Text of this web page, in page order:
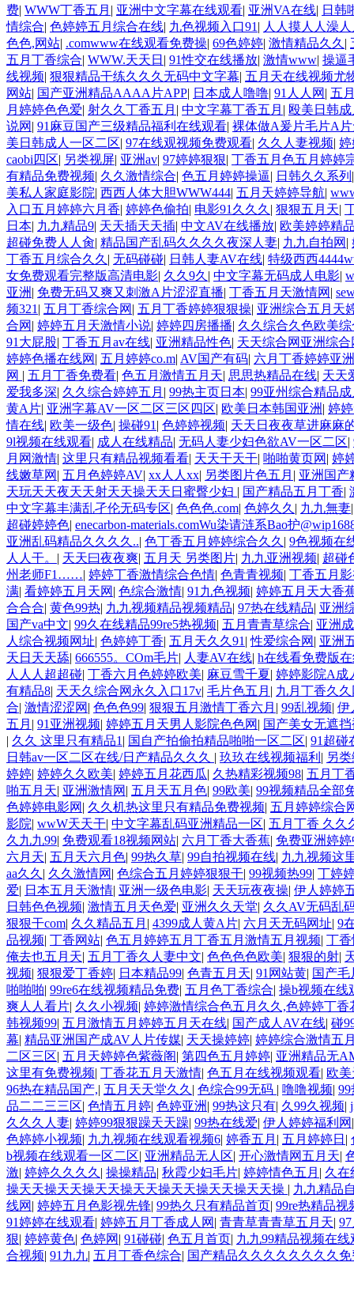
费| WWW丁香五月 | 亚洲中文字幕在线观看| 亚洲VA在线| 日韩
情综合| 色婷婷五月综合在线| 九色视频入口91 | 人人摸人人澡
色色,网站| .comwww在线观看免费操| 69色婷婷| 激情精品久久 |
五月丁香综合| WWW.天天日 | 91性交在线播放| 激情www| 操逼
线视频| 狠狠精品干练久久久无码中文字幕| 五月天在线视频尤
网站| 国产亚洲精品AAAA片APP| 日本成人噜噜| 91人人网 | 五
月婷婷色色爱| 射久久丁香五月 | 中文字幕丁香五月 | 殴美日韩
说网 | 91麻豆国产三级精品福利在线观看| 裸体做A爰片毛片A
美日韩成人一区二区| 97在线观视频免费观看| 久久人妻视频| 婷
caobi四区| 另类视屏| 亚洲av| 97婷婷狠狠| 丁香五月色五月婷婷
有精品免费视频| 久久激情综合| 色五月婷婷操逼| 日韩久久系列
美私人家庭影院| 西西人体大胆WWW444| 五月天婷婷导航|
入口五月婷婷六月香| 婷婷色偷拍| 电影91久久久 | 狠狠五月天|
日本| 九九精品9| 天天插天天插| 中文AV在线播放| 欧美婷婷精
超碰免费人人肏| 精品国产乱码久久久久夜深人妻| 九九自拍网 |
丁香五月综合久久 | 无码碰碰| 日韩人妻AV在线| 特级西西
女免费观看完整版高清电影| 久久9久 | 中文字幕无码成人电影|
亚洲 | 免费无码又爽又刺激A片涩涩直播| 丁香五月天激情网 |
频321 | 五月丁香综合网 | 五月丁香婷婷狠狠操| 亚洲综合五月天
合网 | 婷婷五月天激情小说| 婷婷四房播播| 久久综合久色欧美
91大屁股| 丁香五月av在线| 亚洲精品性色| 天天综合网亚洲综合
婷婷色播在线网 | 五月婷婷co.m| AV国产有码| 六月丁香婷婷亚
网 | 五月丁香免费看| 色五月激情五月天| 思思热精品在线| 天天
爱我多深| 久久综合婷婷五月 | 99热主页日本| 99亚州综合精品
黄A片| 亚洲字幕AV一区二区三区四区| 欧美日本韩国亚洲 | 婷
情在线| 欧美一级色| 操碰91 | 色婷婷视频| 天天日夜夜草进麻麻
9l视频在线观看| 成人在线精品| 无码人妻少妇色欲AV一区二区|
月网激情| 这里只有精品视频看看| 天天干天干| 啪啪黄页网 | 婷
线嫩草网 | 五月色婷婷AV| xx人人xx| 另类图片色五月 | 亚洲国产
天玩天天夜天天射天天操天天日蜜臀少妇 | 国产精品五月丁香|
中文字幕丰满乱孑伦无码专区| 色色色.com| 色婷久久 | 九九無妻
超碰婷婷色| enecarbon-materials.comWu染请涟系Bao护
亚洲乱码精品久久久久..| 色丁香五月婷婷综合久久 | 9色视频在
人人干。 | 天天曰夜夜爽| 五月天 另类图片| 九九亚洲视频| 超碰
州老师F1……| 婷婷丁香激情综合色情| 色青青视频| 丁香五月
满| 看婷婷五月天网 | 色综合激情| 91九色视频| 婷婷五月天大香
合合合| 黄色99热| 九九视频精品视频精品| 97热在线精品| 亚洲
国产va中文| 99久在线精品99re5热视频| 五月青青草综合| 亚洲
人综合视频网址| 色婷婷丁香| 五月天久久91 |性爱综合网 | 亚洲
天日天天舔| 666555。COm毛片| 人妻AV在线| h在线看免费版
人人人超超碰| 丁香六月色婷婷欧美| 麻豆雪千夏| 婷婷影院A成
有精品8| 天天久综合网永久入口17v| 毛片色五月 | 九月丁香久久
合| 激情涩涩网 | 色色色99| 狠狠五月激情丁香六月 | 99乱视频| 伊
五月 | 91亚洲视频| 婷婷五月天男人影院色色网 | 国产美女无遮
| 久久 这里只有精品1 | 国自产拍偷拍精品啪啪一区二区| 91超碰
日韩av一区二区在线/日产精品久久久 | 玖玖在线视频福利 | 另
婷婷| 婷婷久久欧美| 婷婷五月花西瓜| 久热精彩视频98| 五月丁
啪五月天| 亚洲激情网 | 五月天五月色| 99欧美| 99视频精品全部
色婷婷电影网 | 久久机热这里只有精品免费视频| 五月婷婷综合
影院| wwW天天干| 中文字幕乱码亚洲精品一区| 五月丁香 久久
久九九99| 免费观看18视频网站| 六月丁香大香蕉| 免费亚洲婷
六月天| 五月天六月色| 99热久草| 99自拍视频在线| 九九视频这
aa久久 | 久久激情网 | 色综合五月婷婷狠狠干| 99视频热99| 丁婷
爱| 日本五月天激情| 亚洲一级色电影| 天天玩夜夜操| 伊人婷婷
日韩色色视频| 激情五月天色爱| 亚洲久久天堂| 久久AV无码乱
狠狠干com| 久久精品五月 | 4399成人黄A片| 六月天无码网址| 9
品视频| 丁香网站| 色五月婷婷五月丁香五月激情五月视频| 丁
俺去也五月天| 五月丁香久人妻中文| 色色色色欧美| 狠狠的射|
视频| 狠狠爱丁香婷| 日本精品99| 色青五月天| 91网站黄| 国产
啪啪啪| 99re6在线视频精品免费| 五月色丁香综合| 操b视频在线
爽人人看片| 久久小视频| 婷婷激情综合色五月久久,色婷婷丁
韩视频99| 五月激情五月婷婷五月天在线| 国产成人AV在线| 碰
幕| 精品亚洲国产成AV人片传媒| 天天操婷婷| 婷婷综合激情五
二区三区| 五月天婷婷色紫薇阁| 第四色五月婷婷| 亚洲精品无
这里有免费视频| 丁香花五月天激情| 色五月在线视频观看| 欧
96热在精品国产,| 五月天天堂久久 | 色综合99无码 | 噜噜视频|
品二二三三区| 色情五月婷| 色婷亚洲 | 99热这只有| 久99久视频|
久久久人妻| 婷婷99狠狠躁天天躁| 99热在线爱| 伊人婷婷福利网
色婷婷小视频| 九九视频在线观看视频6| 婷香五月 | 五月婷婷日 |
b视频在线观看一区二区| 亚洲精品无人区| 开心激情网五月天|
激| 婷婷久久久久 | 操操精品| 秋霞少妇毛片| 婷婷情色五月 | 久在
操天天操天天操天天操天天操天天操天天操天天操 | 九九精品
线网 | 婷婷五月色影视先锋| 99热久只有精品首页| 99re热精品视
91婷婷在线观看| 婷婷五月丁香成人网 | 青青草青青草五月天|
狠| 婷婷黄色| 色婷网 | 91碰碰| 色五月首页| 九九99精品视频在线
合视频| 91九九| 五月丁香色综合| 国产精品久久久久久久久久免